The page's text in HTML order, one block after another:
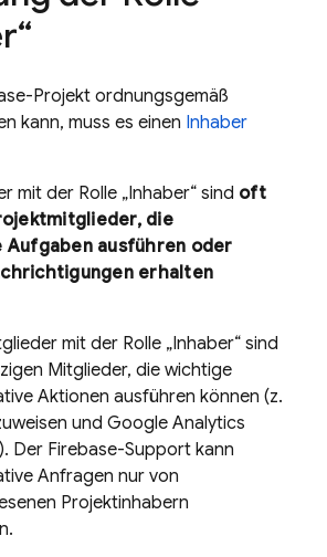
Projekt ordnungsgemäß
kann, muss es einen Inhaber
mit der Rolle „Inhaber“ sind oft
die
ausführen oder
erhalten
mit der Rolle „Inhaber“ sind
Mitglieder, die wichtige
Aktionen ausführen können (z.
und Google Analytics
Der Firebase-Support kann
Anfragen nur von
Projektinhabern